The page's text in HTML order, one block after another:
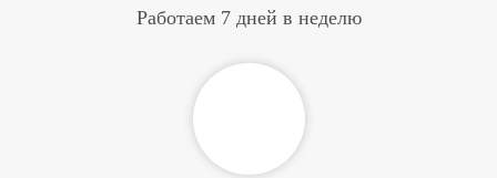
Работаем 7 дней в неделю